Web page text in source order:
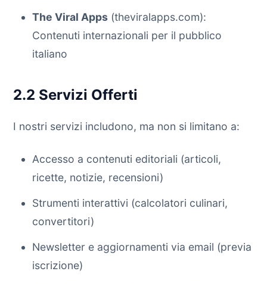
The Viral Apps (theviralapps.com):
Contenuti internazionali per il pubblico
italiano
2.2 Servizi Offerti
I nostri servizi includono, ma non si limitano a:
Accesso a contenuti editoriali (articoli,
ricette, notizie, recensioni)
Strumenti interattivi (calcolatori culinari,
convertitori)
Newsletter e aggiornamenti via email (previa
iscrizione)